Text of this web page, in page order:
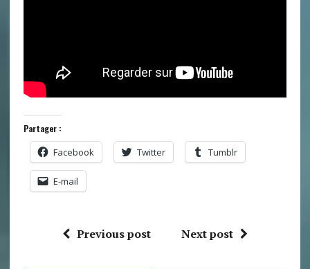
Partager :
Facebook Twitter Tumblr
E-mail
Previous post Next post